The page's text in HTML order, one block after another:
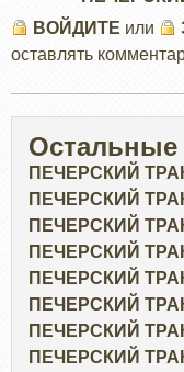
ВОЙДИТЕ или
оставлять
Остальные
ПЕЧЕРСКИЙ
ПЕЧЕРСКИЙ
ПЕЧЕРСКИЙ
ПЕЧЕРСКИЙ
ПЕЧЕРСКИЙ
ПЕЧЕРСКИЙ
ПЕЧЕРСКИЙ
ПЕЧЕРСКИЙ